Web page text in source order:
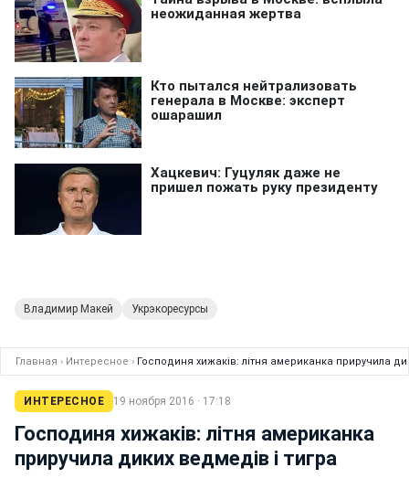
Владимир Макей Укрэкоресурсы
Главная › Интересное › Господиня хижаків: літня американка приручила
ИНТЕРЕСНОЕ 19 ноября 2016 · 17:18
Господиня хижаків: літня американка
приручила диких ведмедів і тигра